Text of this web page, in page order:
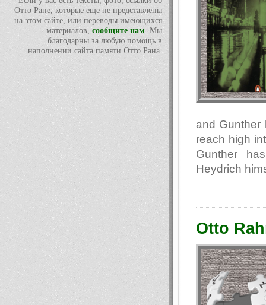
and Gunther
reach high
Gunther
Heydrich
Otto
Отто Ране, которые еще не представлены
на этом сайте, или переводы имеющихся
материалов, сообщите нам. Мы
благодарны за любую помощь в
наполнении сайта памяти Отто Рана.